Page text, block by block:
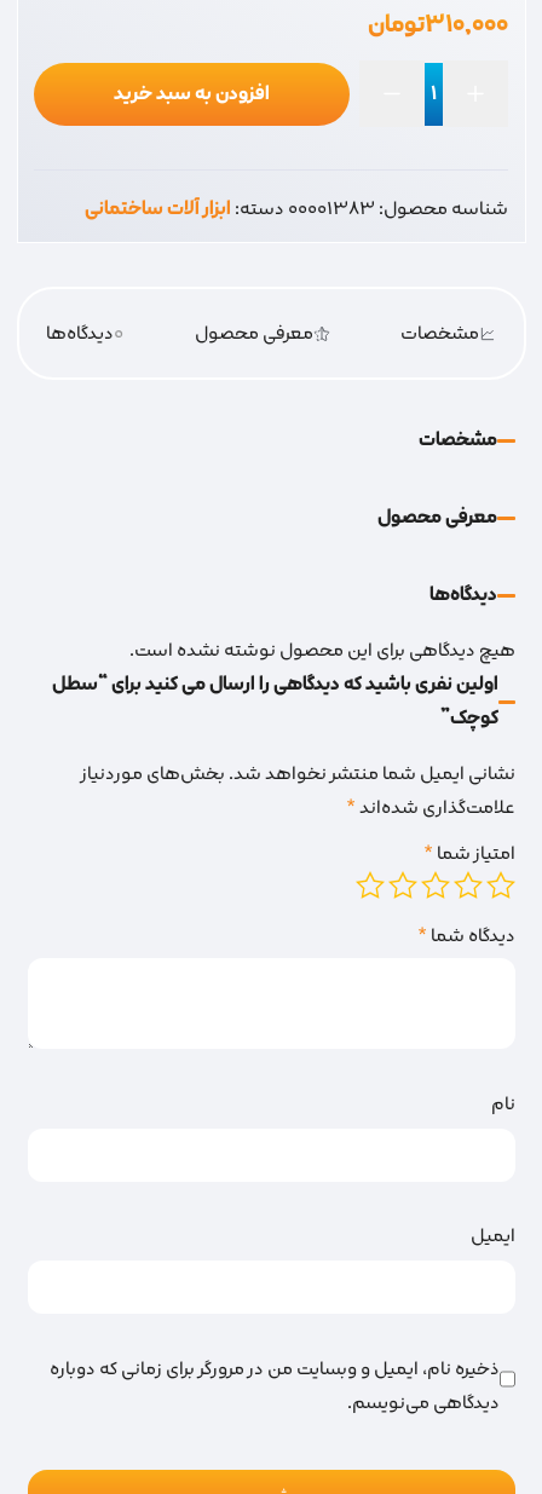
۳۱۰,۰۰۰تومان
افزودن به سبد خرید
شناسه محصول:00001383دسته:ابزار آلات ساختمانی
مشخصات معرفی محصول 0دیدگاه‌‌ها
مشخصات
معرفی محصول
دیدگاه‌‌ها
هیچ دیدگاهی برای این محصول نوشته نشده است.
اولین نفری باشید که دیدگاهی را ارسال می کنید برای “سطل
کوچک”
نشانی ایمیل شما منتشر نخواهد شد.بخش‌های موردنیاز
علامت‌گذاری شده‌اند*
امتیاز شما*
دیدگاه شما*
نام
ایمیل
ذخیره نام، ایمیل و وبسایت من در مرورگر برای زمانی که دوباره
دیدگاهی می‌نویسم.